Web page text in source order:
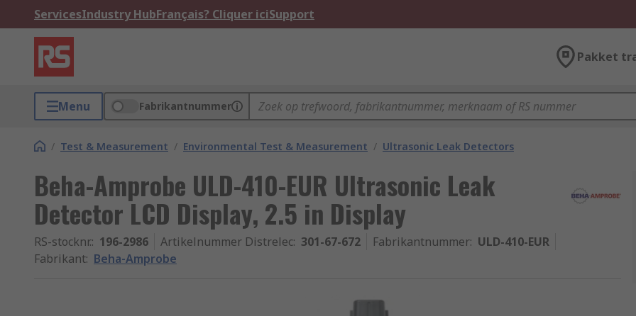
ServicesIndustry HubFrançais? Cliquer iciSupport
Pakket
Menu Fabrikantnummer
/ Test & Measurement / Environmental Test & Measurement / Ultrasonic Leak Detectors
Beha-Amprobe ULD-410-EUR Ultrasonic Leak
Detector LCD Display, 2.5 in Display
RS-stocknr.: 196-2986 Artikelnummer Distrelec: 301-67-672 Fabrikantnummer: ULD-410-EUR
Fabrikant: Beha-Amprobe